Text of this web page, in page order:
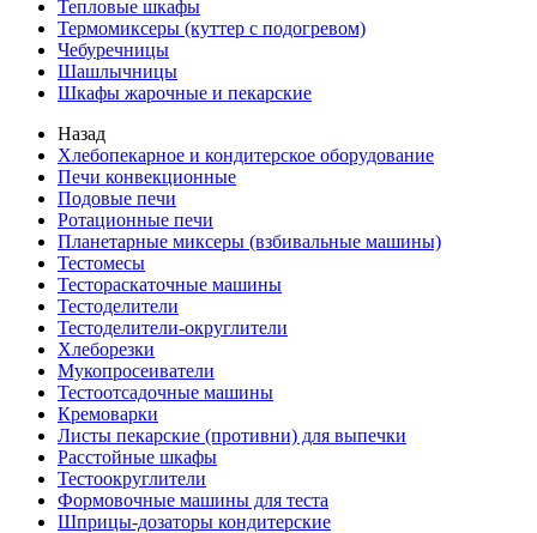
Тепловые шкафы
Термомиксеры (куттер с подогревом)
Чебуречницы
Шашлычницы
Шкафы жарочные и пекарские
Назад
Хлебопекарное и кондитерское оборудование
Печи конвекционные
Подовые печи
Ротационные печи
Планетарные миксеры (взбивальные машины)
Тестомесы
Тестораскаточные машины
Тестоделители
Тестоделители-округлители
Хлеборезки
Мукопросеиватели
Тестоотсадочные машины
Кремоварки
Листы пекарские (противни) для выпечки
Расстойные шкафы
Тестоокруглители
Формовочные машины для теста
Шприцы-дозаторы кондитерские